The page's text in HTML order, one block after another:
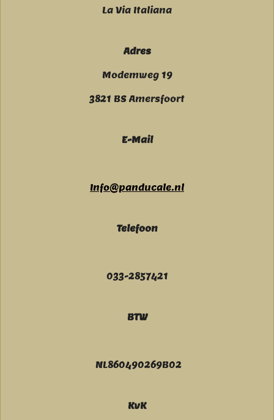
La Via Italiana
Adres
Modemweg 19
3821 BS Amersfoort
E-Mail
Info@panducale.nl
Telefoon
033-2857421
BTW
NL860490269B02
KvK